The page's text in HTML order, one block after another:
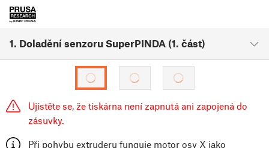
1. Doladění senzoru SuperPINDA (1. část)
Ujistěte se, že tiskárna není zapnutá ani zapojená do
zásuvky.
Při pohybu extruderu funguje motor osy X jako